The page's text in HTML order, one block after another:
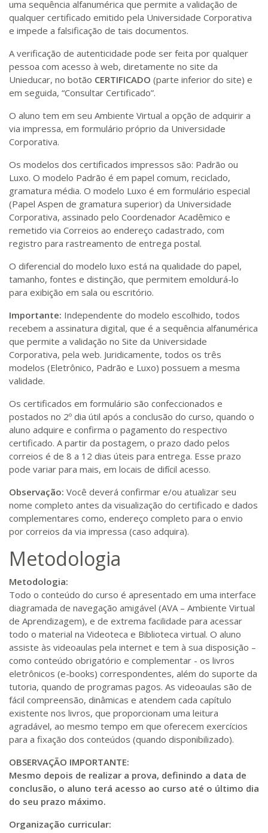
uma sequência alfanumérica que permite a validação de
qualquer certificado emitido pela Universidade Corporativa
e impede a falsificação de tais documentos.
A verificação de autenticidade pode ser feita por qualquer
pessoa com acesso à web, diretamente no site da
Unieducar, no botão CERTIFICADO (parte inferior do site) e
em seguida, “Consultar Certificado”.
O aluno tem em seu Ambiente Virtual a opção de adquirir a
via impressa, em formulário próprio da Universidade
Corporativa.
Os modelos dos certificados impressos são: Padrão ou
Luxo. O modelo Padrão é em papel comum, reciclado,
gramatura média. O modelo Luxo é em formulário especial
(Papel Aspen de gramatura superior) da Universidade
Corporativa, assinado pelo Coordenador Acadêmico e
remetido via Correios ao endereço cadastrado, com
registro para rastreamento de entrega postal.
O diferencial do modelo luxo está na qualidade do papel,
tamanho, fontes e distinção, que permitem emoldurá-lo
para exibição em sala ou escritório.
Importante: Independente do modelo escolhido, todos
recebem a assinatura digital, que é a sequência alfanumérica
que permite a validação no Site da Universidade
Corporativa, pela web. Juridicamente, todos os três
modelos (Eletrônico, Padrão e Luxo) possuem a mesma
validade.
Os certificados em formulário são confeccionados e
postados no 2º dia útil após a conclusão do curso, quando o
aluno adquire e confirma o pagamento do respectivo
certificado. A partir da postagem, o prazo dado pelos
correios é de 8 a 12 dias úteis para entrega. Esse prazo
pode variar para mais, em locais de difícil acesso.
Observação: Você deverá confirmar e/ou atualizar seu
nome completo antes da visualização do certificado e dados
complementares como, endereço completo para o envio
por correios da via impressa (caso adquira).
Metodologia
Metodologia:
Todo o conteúdo do curso é apresentado em uma interface
diagramada de navegação amigável (AVA – Ambiente Virtual
de Aprendizagem), e de extrema facilidade para acessar
todo o material na Videoteca e Biblioteca virtual. O aluno
assiste às videoaulas pela internet e tem à sua disposição –
como conteúdo obrigatório e complementar - os livros
eletrônicos (e-books) correspondentes, além do suporte da
tutoria, quando de programas pagos. As videoaulas são de
fácil compreensão, dinâmicas e atendem cada capítulo
existente nos livros, que proporcionam uma leitura
agradável, ao mesmo tempo em que oferecem exercícios
para a fixação dos conteúdos (quando disponibilizado).
OBSERVAÇÃO IMPORTANTE:
Mesmo depois de realizar a prova, definindo a data de
conclusão, o aluno terá acesso ao curso até o último dia
do seu prazo máximo.
Organização curricular: